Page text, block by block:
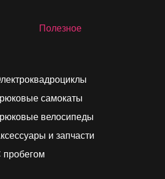
самокаты
велосипеды
и запчасти
пробегом
Полезное